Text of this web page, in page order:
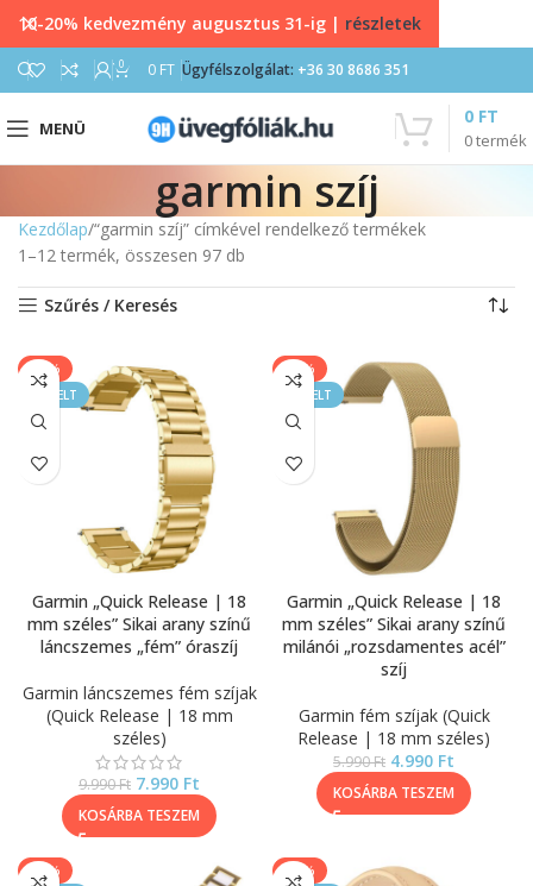
0 0 FT Ügyfélszolgálat: +36 30 8686 351
MENÜ
0termék
0 FT
garmin szíj
Kezdőlap “garmin szíj” címkével rendelkező termékek
1–12 termék, összesen 97 db
Szűrés / Keresés
-20%
KIEMELT
Garmin „Quick Release | 18
mm széles” Sikai arany színű
láncszemes „fém” óraszíj
Garmin láncszemes fém szíjak
(Quick Release | 18 mm
széles)
9.990Ft 7.990 Ft
KOSÁRBA TESZEM
-17%
KIEMELT
Garmin „Quick Release | 18
mm széles” Sikai arany színű
milánói „rozsdamentes acél”
szíj
Garmin fém szíjak (Quick
Release | 18 mm széles)
5.990Ft 4.990 Ft
KOSÁRBA TESZEM
-40%
-17%
10-20% kedvezmény augusztus 31-ig | részletek